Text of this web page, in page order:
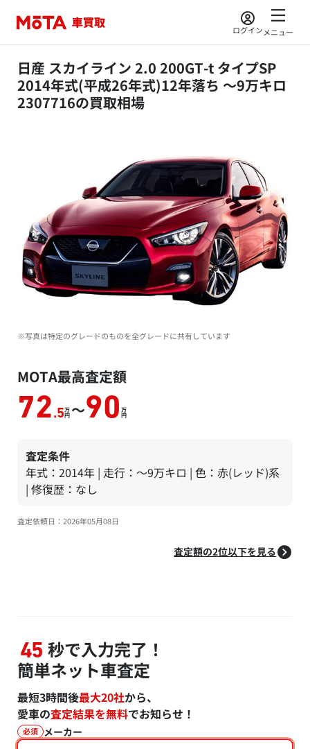
ログインメニュー
日産 スカイライン 2.0 200GT-t タイプSP
2014年式(平成26年式)12年落ち ～9万キロ
2307716の買取相場
※写真は特定のグレードのものを全グレードに共有しています
MOTA最高査定額
72 .5万
円 ～90 万
円
査定条件
年式：2014年 | 走行：～9万キロ | 色：赤(レッド)系
| 修復歴：なし
査定依頼日：2026年05月08日
査定額の2位以下を見る
45 秒で入力完了！
簡単ネット車査定
最短3時間後最大20社から、
愛車の査定結果を無料でお知らせ！
必須 メーカー